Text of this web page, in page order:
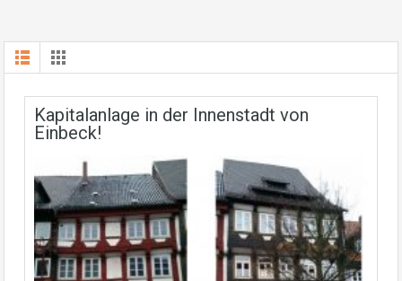
Kapitalanlage in der Innenstadt von
Einbeck!